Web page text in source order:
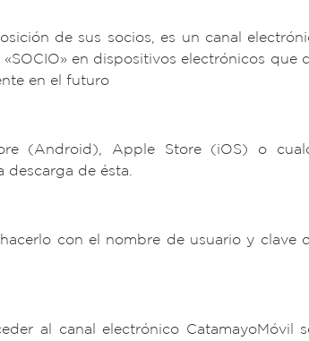
de sus socios, es un canal
en dispositivos electrónicos que
en el futuro
(Android), Apple Store (iOS) o
descarga de ésta.
con el nombre de usuario y clave
al canal electrónico CatamayoMóvil